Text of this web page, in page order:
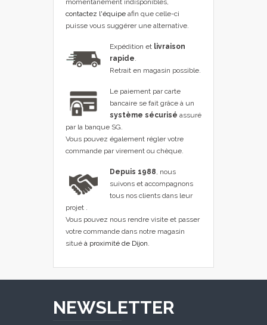
contactez l'équipe afin que celle-ci
puisse vous suggérer une alternative.
Expédition et livraison
rapide
Retrait en magasin possible.
Le paiement par carte
bancaire se fait grâce à un
système sécurisé assuré
par la banque SG.
Vous pouvez également régler votre
commande par virement ou chèque.
Depuis 1988 , nous
suivons et accompagnons
tous nos clients dans leur
projet .
Vous pouvez nous rendre visite et passer
votre commande dans notre magasin
situé à proximité de Dijon
NEWSLETTER